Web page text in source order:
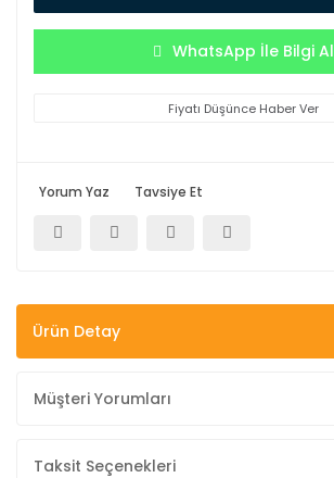
WhatsApp İle Bilgi Al
Fiyatı Düşünce Haber Ver
Yorum Yaz Tavsiye Et
Ürün Detay
Müşteri Yorumları
Taksit Seçenekleri